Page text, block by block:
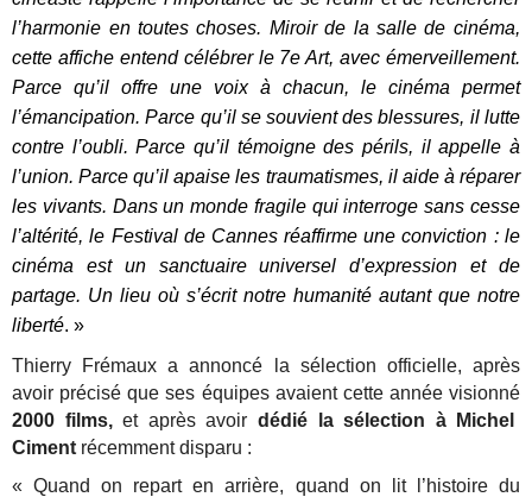
l’harmonie en toutes choses. Miroir de la salle de cinéma,
cette affiche entend célébrer le 7e Art, avec émerveillement.
Parce qu’il offre une voix à chacun, le cinéma permet
l’émancipation. Parce qu’il se souvient des blessures, il lutte
contre l’oubli. Parce qu’il témoigne des périls, il appelle à
l’union. Parce qu’il apaise les traumatismes, il aide à réparer
les vivants. Dans un monde fragile qui interroge sans cesse
l’altérité, le Festival de Cannes réaffirme une conviction : le
cinéma est un sanctuaire universel d’expression et de
partage. Un lieu où s’écrit notre humanité autant que notre
liberté. »
Thierry Frémaux a annoncé la sélection officielle, après
avoir précisé que ses équipes avaient cette année visionné
2000 films,et après avoirdédié la sélection à Michel
Cimentrécemment disparu :
« Quand on repart en arrière, quand on lit l’histoire du